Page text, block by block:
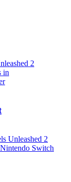
Unleashed 2
Switch